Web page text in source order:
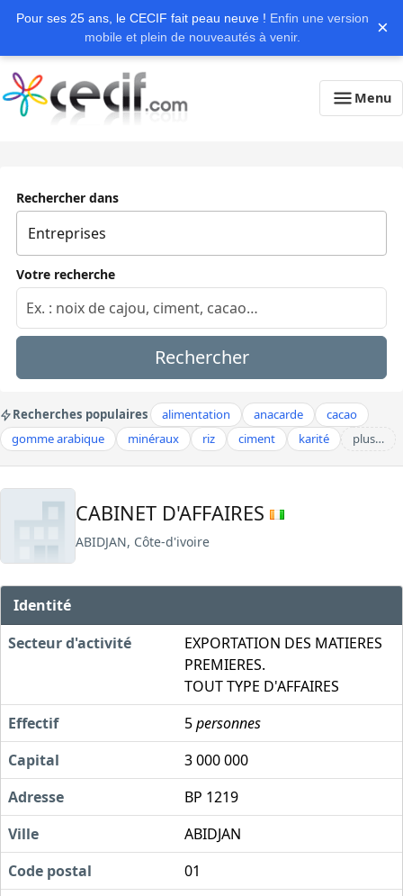
Pour ses 25 ans, le CECIF fait peau neuve ! Enfin une version
mobile et plein de nouveautés à venir.
×
Menu
Rechercher dans
Votre recherche
Rechercher
Recherches populaires alimentation anacarde
cacao
gomme arabique
minéraux riz ciment karité plus…
CABINET D'AFFAIRES
ABIDJAN, Côte-d'ivoire
Identité
Secteur d'activité
EXPORTATION DES MATIERES
PREMIERES.
TOUT TYPE D'AFFAIRES
Effectif
5personnes
Capital
3 000 000
Adresse
BP 1219
Ville
ABIDJAN
Code postal
01